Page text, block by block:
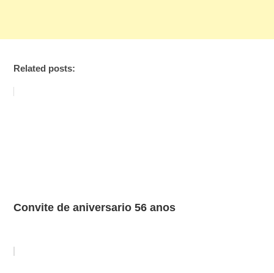
Related posts:
Convite de aniversario 56 anos